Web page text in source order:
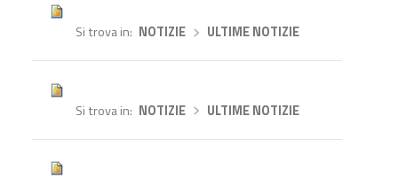
Si trova in NOTIZIE› ULTIME NOTIZIE
Si trova in NOTIZIE› ULTIME NOTIZIE